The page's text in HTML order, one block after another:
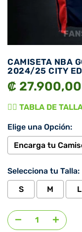
CAMISETA NBA
2024/25 CITY
₡ 27.900,00
👉🏾 TABLA DE
Elige una Opción:
Encarga tu
Selecciona tu Talla:
S
M L
Agregar selección